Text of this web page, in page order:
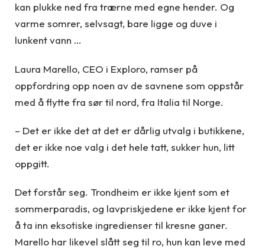
kan plukke ned fra trærne med egne hender. Og
varme somrer, selvsagt, bare ligge og duve i
lunkent vann …
Laura Marello, CEO i Exploro, ramser på
oppfordring opp noen av de savnene som oppstår
med å flytte fra sør til nord, fra Italia til Norge.
– Det er ikke det at det er dårlig utvalg i butikkene,
det er ikke noe valg i det hele tatt, sukker hun, litt
oppgitt.
Det forstår seg. Trondheim er ikke kjent som et
sommerparadis, og lavpriskjedene er ikke kjent for
å ta inn eksotiske ingredienser til kresne ganer.
Marello har likevel slått seg til ro, hun kan leve med